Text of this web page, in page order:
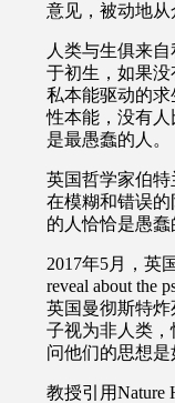
意见，被动地
人类与生俱来
于初生，如果
私本能驱动的
性本能，没有
是最愚蠢的人。
英国哲学家伯
在模糊和错误
的人恰恰是愚
2017年5月，英
reveal about the
英国曼彻斯特
子视为非人类
问他们的思想是
教授引用Nature